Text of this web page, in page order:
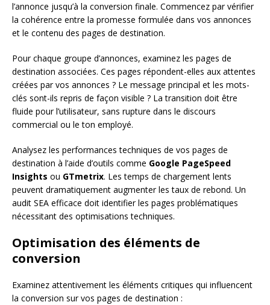
l’annonce jusqu’à la conversion finale. Commencez par vérifier
la cohérence entre la promesse formulée dans vos annonces
et le contenu des pages de destination.
Pour chaque groupe d’annonces, examinez les pages de
destination associées. Ces pages répondent-elles aux attentes
créées par vos annonces ? Le message principal et les mots-
clés sont-ils repris de façon visible ? La transition doit être
fluide pour l’utilisateur, sans rupture dans le discours
commercial ou le ton employé.
Analysez les performances techniques de vos pages de
destination à l’aide d’outils comme Google PageSpeed
Insights ou GTmetrix. Les temps de chargement lents
peuvent dramatiquement augmenter les taux de rebond. Un
audit SEA efficace doit identifier les pages problématiques
nécessitant des optimisations techniques.
Optimisation des éléments de
conversion
Examinez attentivement les éléments critiques qui influencent
la conversion sur vos pages de destination :